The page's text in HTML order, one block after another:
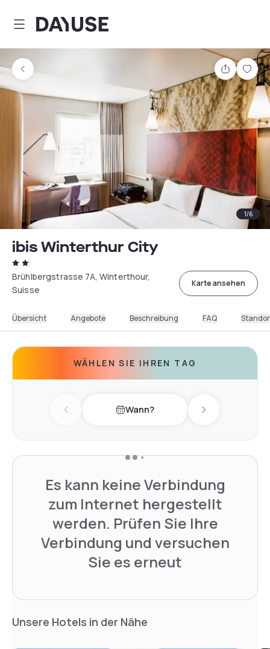
Dayuse
Teilen
1/6
ibis Winterthur City
Brühlbergstrasse 7A, Winterthour,
Suisse
Karte ansehen
Übersicht Angebote Beschreibung FAQ
WÄHLEN SIE IHREN TAG
Previous day Wann? Next day
Es kann keine Verbindung
zum Internet hergestellt
werden. Prüfen Sie Ihre
Verbindung und versuchen
Sie es erneut
Unsere Hotels in der Nähe